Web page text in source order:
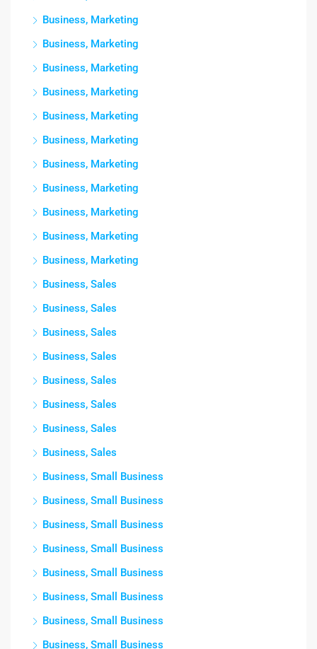
Business, Marketing
Business, Marketing
Business, Marketing
Business, Marketing
Business, Marketing
Business, Marketing
Business, Marketing
Business, Marketing
Business, Marketing
Business, Marketing
Business, Marketing
Business, Sales
Business, Sales
Business, Sales
Business, Sales
Business, Sales
Business, Sales
Business, Sales
Business, Sales
Business, Small Business
Business, Small Business
Business, Small Business
Business, Small Business
Business, Small Business
Business, Small Business
Business, Small Business
Business, Small Business